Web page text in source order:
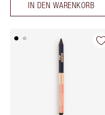
IN DEN WARENKORB